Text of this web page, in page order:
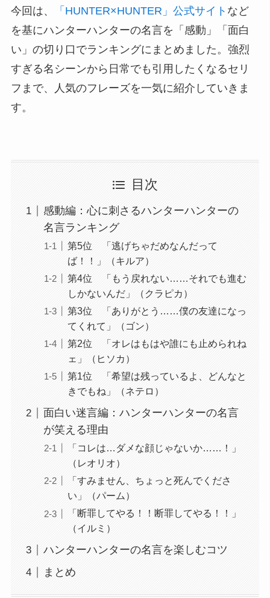
今回は、 「HUNTER×HUNTER」公式サイト など
を基にハンターハンターの名言を「感動」「面白
い」の切り口でランキングにまとめました。強烈
すぎる名シーンから日常でも引用したくなるセリ
フまで、人気のフレーズを一気に紹介していきま
す。
目次
感動編：心に刺さるハンターハンターの
名言ランキング
第5位 「逃げちゃだめなんだって
ば！！」（キルア）
第4位 「もう戻れない……それでも進む
しかないんだ」（クラピカ）
第3位 「ありがとう……僕の友達になっ
てくれて」（ゴン）
第2位 「オレはもはや誰にも止められね
ェ」（ヒソカ）
第1位 「希望は残っているよ、どんなと
きでもね」（ネテロ）
面白い迷言編：ハンターハンターの名言
が笑える理由
「コレは…ダメな顔じゃないか……！」
（レオリオ）
「すみません、ちょっと死んでくださ
い」（パーム）
「断罪してやる！！断罪してやる！！」
（イルミ）
ハンターハンターの名言を楽しむコツ
まとめ